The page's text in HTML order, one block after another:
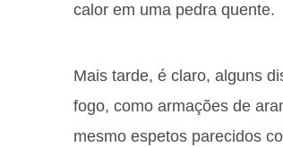
calor em uma pedra quente.
Mais tarde, é claro, alguns
fogo, como armações de
mesmo espetos parecidos